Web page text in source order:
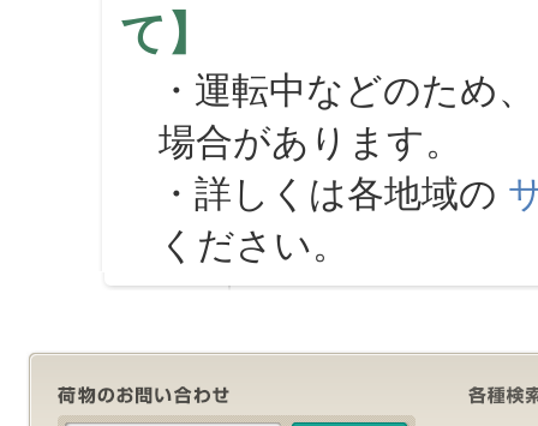
て】
・運転中などのため
場合があります。
・詳しくは各地域の
ください。